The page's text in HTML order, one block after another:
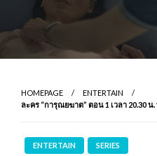
HOMEPAGE
ENTERTAIN
ละคร “การุณยฆาต” ตอน 1 เวลา 20.30 น.
ENTERTAIN SERIES